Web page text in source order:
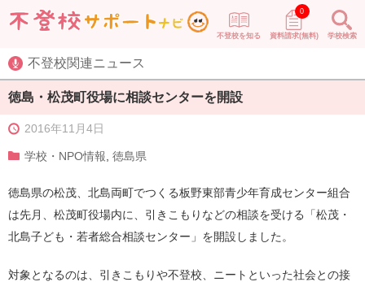
不登校を知る 資料請求(無料)
0
学校検索
不登校関連ニュース
徳島・松茂町役場に相談センターを開設
2016年11月4日
学校・NPO情報 徳島県
徳島県の松茂、北島両町でつくる板野東部青少年育成センター組合
は先月、松茂町役場内に、引きこもりなどの相談を受ける「松茂・
北島子ども・若者総合相談センター」を開設しました。
対象となるのは、引きこもりや不登校、ニートといった社会との接